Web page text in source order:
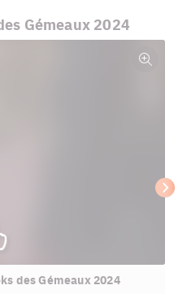
Gémeaux 2024
Plein
des Gémeaux 2024